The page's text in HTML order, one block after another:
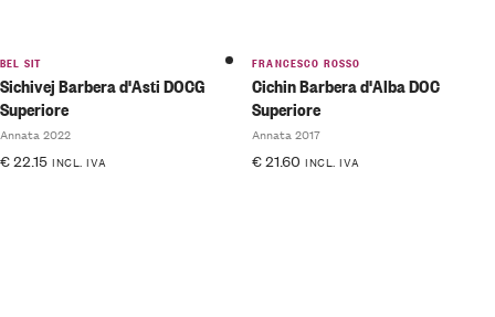
BEL SIT
Sichivej Barbera d'Asti DOCG
Superiore
Annata 2022
€22.15 INCL. IVA
FRANCESCO ROSSO
Cichin Barbera d'Alba DOC
Superiore
Annata 2017
€21.60 INCL. IVA